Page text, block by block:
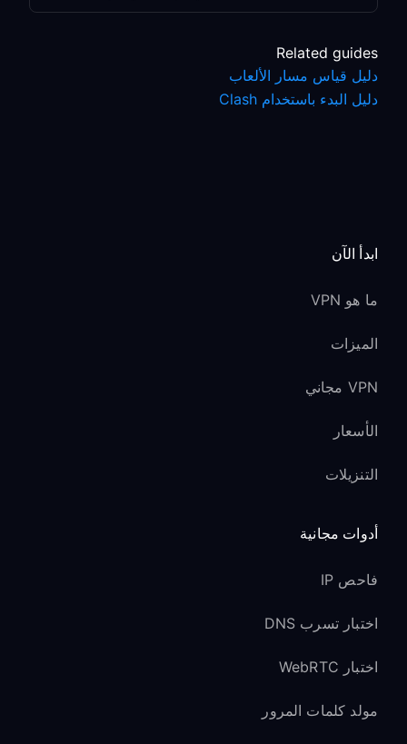
Related guides
دليل قياس مسار الألعاب
دليل البدء باستخدام Clash
ابدأ الآن
ما هو VPN
الميزات
VPN مجاني
الأسعار
التنزيلات
أدوات مجانية
فاحص IP
اختبار تسرب DNS
اختبار WebRTC
مولد كلمات المرور